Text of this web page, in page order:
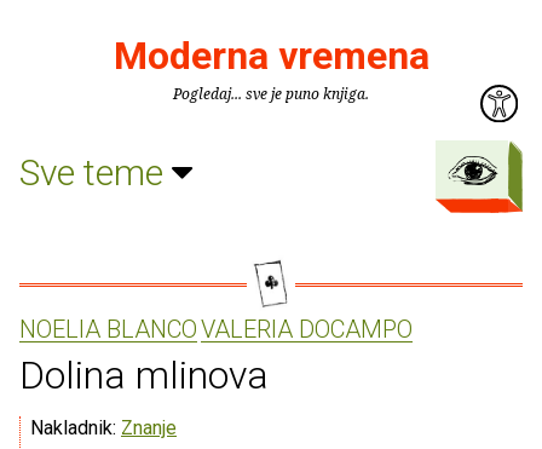
Moderna vremena
Pogledaj... sve je puno knjiga.
Sve teme
NOELIA BLANCOVALERIA DOCAMPO
Dolina mlinova
Nakladnik: Znanje